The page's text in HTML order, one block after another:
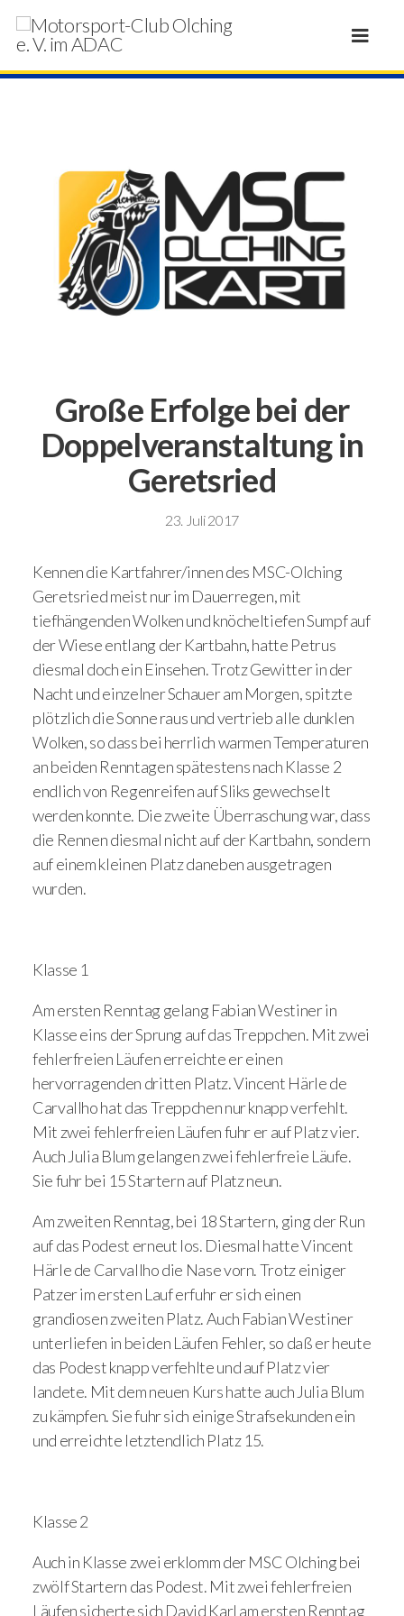
Große Erfolge bei der
Doppelveranstaltung in
Geretsried
23. Juli 2017
Kennen die Kartfahrer/innen des MSC-Olching
Geretsried meist nur im Dauerregen, mit
tiefhängenden Wolken und knöcheltiefen Sumpf auf
der Wiese entlang der Kartbahn, hatte Petrus
diesmal doch ein Einsehen. Trotz Gewitter in der
Nacht und einzelner Schauer am Morgen, spitzte
plötzlich die Sonne raus und vertrieb alle dunklen
Wolken, so dass bei herrlich warmen Temperaturen
an beiden Renntagen spätestens nach Klasse 2
endlich von Regenreifen auf Sliks gewechselt
werden konnte. Die zweite Überraschung war, dass
die Rennen diesmal nicht auf der Kartbahn, sondern
auf einem kleinen Platz daneben ausgetragen
wurden.
Klasse 1
Am ersten Renntag gelang Fabian Westiner in
Klasse eins der Sprung auf das Treppchen. Mit zwei
fehlerfreien Läufen erreichte er einen
hervorragenden dritten Platz. Vincent Härle de
Carvallho hat das Treppchen nur knapp verfehlt.
Mit zwei fehlerfreien Läufen fuhr er auf Platz vier.
Auch Julia Blum gelangen zwei fehlerfreie Läufe.
Sie fuhr bei 15 Startern auf Platz neun.
Am zweiten Renntag, bei 18 Startern, ging der Run
auf das Podest erneut los. Diesmal hatte Vincent
Härle de Carvallho die Nase vorn. Trotz einiger
Patzer im ersten Lauf erfuhr er sich einen
grandiosen zweiten Platz. Auch Fabian Westiner
unterliefen in beiden Läufen Fehler, so daß er heute
das Podest knapp verfehlte und auf Platz vier
landete. Mit dem neuen Kurs hatte auch Julia Blum
zu kämpfen. Sie fuhr sich einige Strafsekunden ein
und erreichte letztendlich Platz 15.
Klasse 2
Auch in Klasse zwei erklomm der MSC Olching bei
zwölf Startern das Podest. Mit zwei fehlerfreien
Läufen sicherte sich David Karl am ersten Renntag